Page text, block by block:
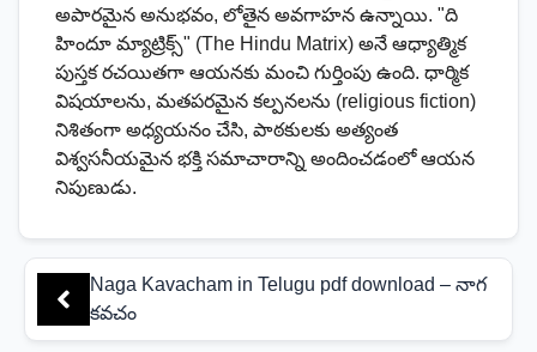
అపారమైన అనుభవం, లోతైన అవగాహన ఉన్నాయి. "ది
హిందూ మ్యాట్రిక్స్" (The Hindu Matrix) అనే ఆధ్యాత్మిక
పుస్తక రచయితగా ఆయనకు మంచి గుర్తింపు ఉంది. ధార్మిక
విషయాలను, మతపరమైన కల్పనలను (religious fiction)
నిశితంగా అధ్యయనం చేసి, పాఠకులకు అత్యంత
విశ్వసనీయమైన భక్తి సమాచారాన్ని అందించడంలో ఆయన
నిపుణుడు.
Naga Kavacham in Telugu pdf download – నాగ
కవచం